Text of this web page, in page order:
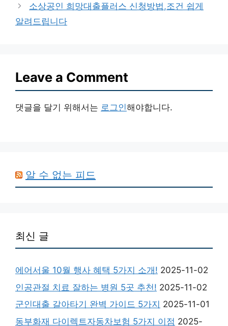
소상공인 희망대출플러스 신청방법,조건 쉽게
알려드립니다
Leave a Comment
댓글을 달기 위해서는 로그인해야합니다.
알 수 없는 피드
최신 글
에어서울 10월 행사 혜택 5가지 소개! 2025-11-02
인공관절 치료 잘하는 병원 5곳 추천! 2025-11-02
군인대출 갈아타기 완벽 가이드 5가지 2025-11-01
동부화재 다이렉트자동차보험 5가지 이점 2025-